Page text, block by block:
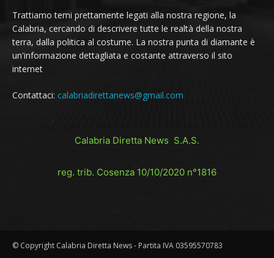
Trattiamo temi prettamente legati alla nostra regione, la
Calabria, cercando di descrivere tutte le realtà della nostra
terra, dalla politica al costume. La nostra punta di diamante è
un'informazione dettagliata e costante attraverso il sito
internet
Contattaci: calabriadirettanews@gmail.com
Calabria Diretta News S.A.S.
reg. trib. Cosenza 10/10/2020 n°1816
© Copyright Calabria Diretta News - Partita IVA 03595570783